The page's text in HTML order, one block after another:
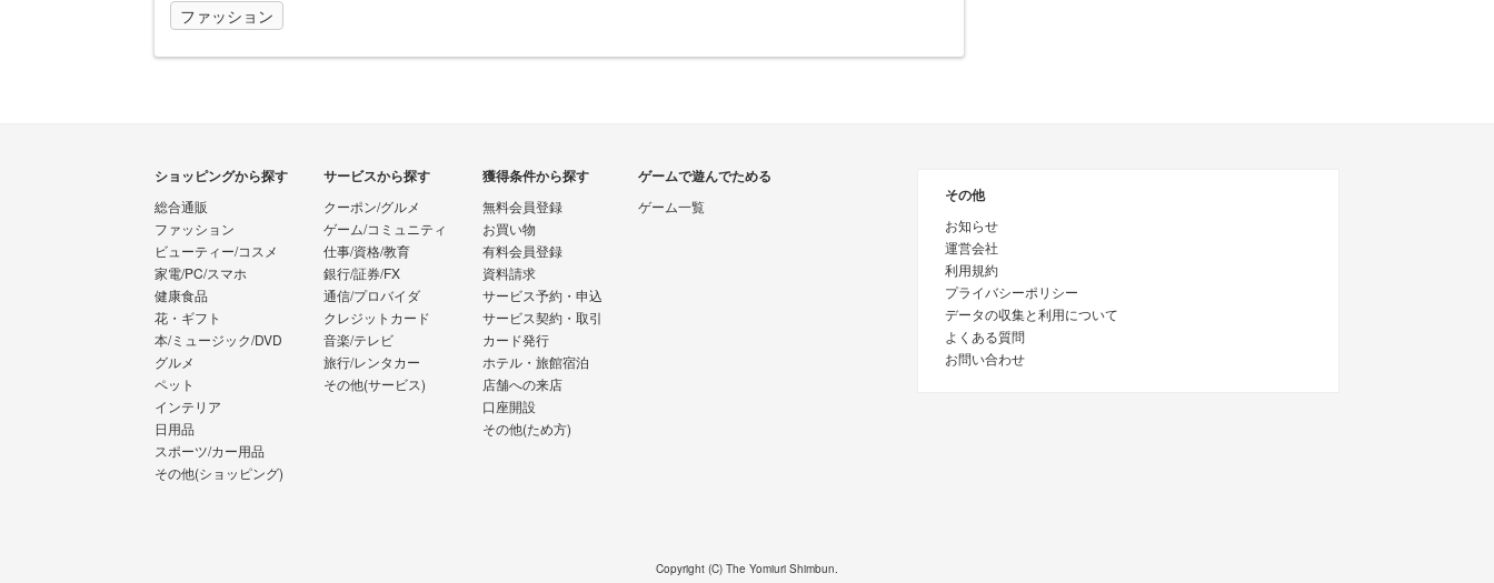
ファッション
ショッピングから探す
総合通販
ファッション
ビューティー/コスメ
家電/PC/スマホ
健康食品
花・ギフト
本/ミュージック/DVD
グルメ
ペット
インテリア
日用品
スポーツ/カー用品
その他(ショッピング)
サービスから探す
クーポン/グルメ
ゲーム/コミュニティ
仕事/資格/教育
銀行/証券/FX
通信/プロバイダ
クレジットカード
音楽/テレビ
旅行/レンタカー
その他(サービス)
獲得条件から探す
無料会員登録
お買い物
有料会員登録
資料請求
サービス予約・申込
サービス契約・取引
カード発行
ホテル・旅館宿泊
店舗への来店
口座開設
その他(ため方)
ゲームで遊んでためる
ゲーム一覧
その他
お知らせ
運営会社
利用規約
プライバシーポリシー
データの収集と利用について
よくある質問
お問い合わせ
Copyright (C) The Yomiuri Shimbun.